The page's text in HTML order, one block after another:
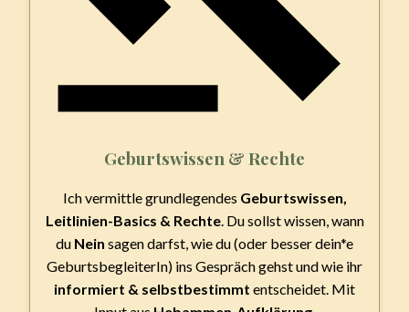
Geburtswissen & Rechte
Ich vermittle grundlegendes Geburtswissen,
Leitlinien-Basics & Rechte. Du sollst wissen, wann
du Nein sagen darfst, wie du (oder besser dein*e
GeburtsbegleiterIn) ins Gespräch gehst und wie ihr
informiert & selbstbestimmt entscheidet. Mit